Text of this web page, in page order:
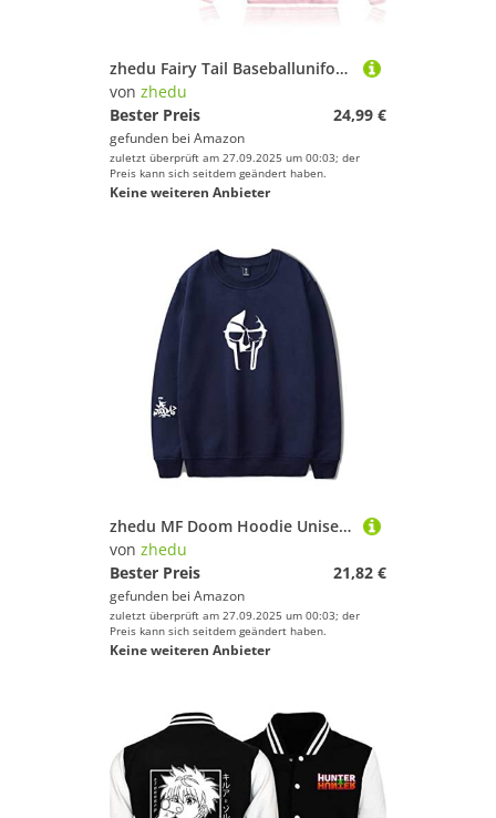
zhedu Fairy Tail Baseballuniform Hoodie Japan Anime Trainingsanzug Herren Bomberjacke Winter Streetwear Harajuku (M,Color 02)
von zhedu
Bester Preis
24,99 €
gefunden bei Amazon
zuletzt überprüft am 27.09.2025 um 00:03; der
Preis kann sich seitdem geändert haben.
Keine weiteren Anbieter
zhedu MF Doom Hoodie Unisex Trainingsanzug Damen/Herren Oberbekleidung Harajuku Streetwear Rapper Mode Kleidung Übergröße (XL,Color 3)
von zhedu
Bester Preis
21,82 €
gefunden bei Amazon
zuletzt überprüft am 27.09.2025 um 00:03; der
Preis kann sich seitdem geändert haben.
Keine weiteren Anbieter